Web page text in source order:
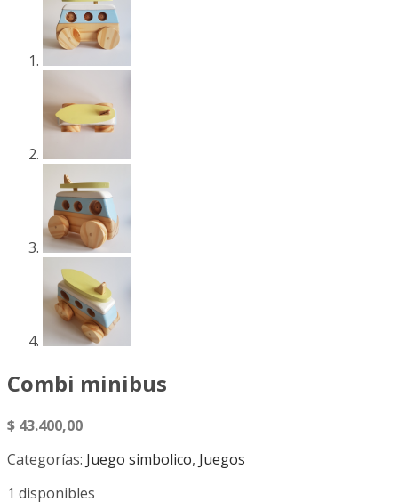
Combi minibus
$ 43.400,00
Categorías: Juego simbolico, Juegos
1 disponibles